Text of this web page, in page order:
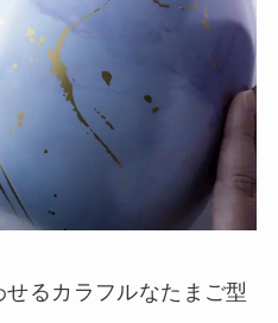
るカラフルなたまご型